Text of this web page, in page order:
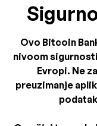
Ovo Bitcoin
nivoom
Evropi. Ne
preuzimanje